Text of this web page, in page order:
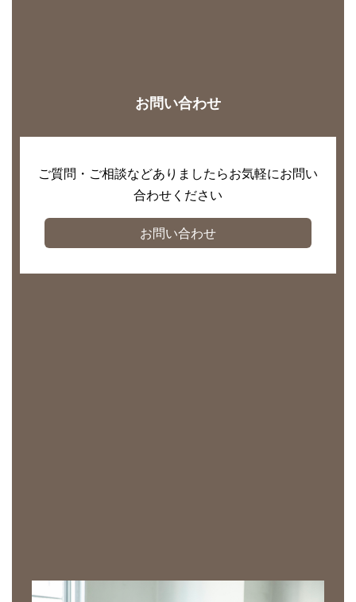
お問い合わせ
ご質問・ご相談などありましたらお気軽にお問い
合わせください
お問い合わせ